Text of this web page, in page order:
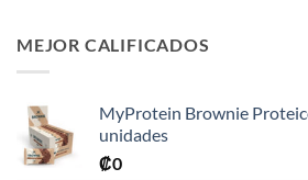
MEJOR CALIFICADOS
MyProtein Brownie
unidades
₡0